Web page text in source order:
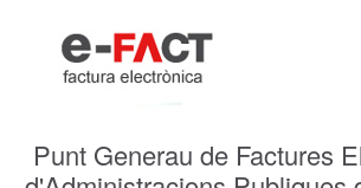
Punt Generau de Factures